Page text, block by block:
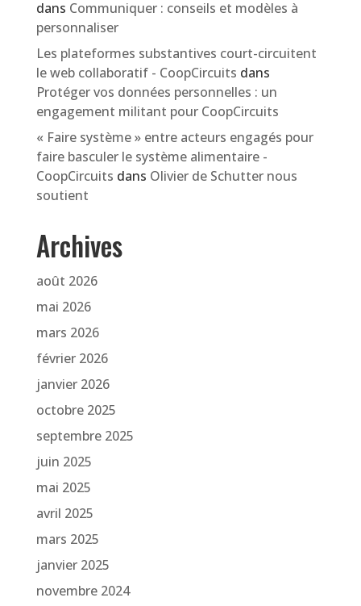
dans Communiquer : conseils et modèles à
personnaliser
Les plateformes substantives court-circuitent
le web collaboratif - CoopCircuits dans
Protéger vos données personnelles : un
engagement militant pour CoopCircuits
« Faire système » entre acteurs engagés pour
faire basculer le système alimentaire -
CoopCircuits dans Olivier de Schutter nous
soutient
Archives
août 2026
mai 2026
mars 2026
février 2026
janvier 2026
octobre 2025
septembre 2025
juin 2025
mai 2025
avril 2025
mars 2025
janvier 2025
novembre 2024